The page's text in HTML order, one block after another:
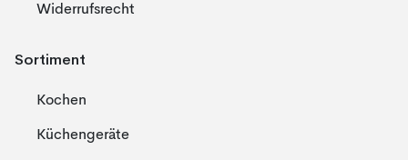
Widerrufsrecht
Sortiment
Kochen
Küchengeräte